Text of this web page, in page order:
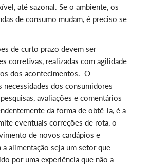
até sazonal. Se o ambiente, os
de consumo mudam, é preciso se
de curto prazo devem ser
corretivas, realizadas com agilidade
dos acontecimentos. O
necessidades dos consumidores
avaliações e comentários
da forma de obtê-la, é a
eventuais correções de rota, o
de novos cardápios e
alimentação seja um setor que
por uma experiência que não a